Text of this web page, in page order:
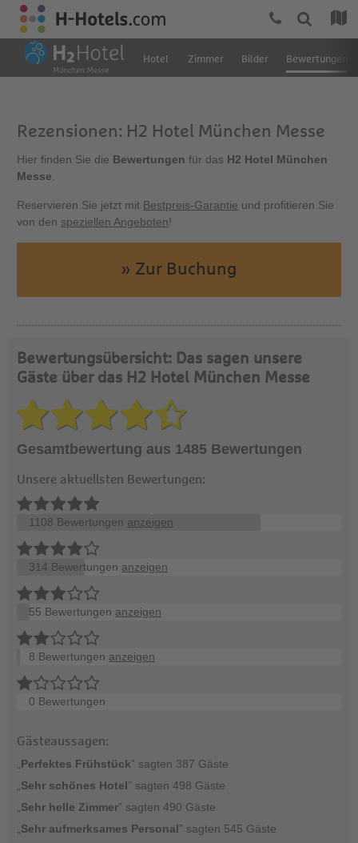
Hotel Zimmer Bilder Bewertungen
Rezensionen: H2 Hotel München Messe
Hier finden Sie die Bewertungen für das H2 Hotel München
Messe
Reservieren Sie jetzt mit Bestpreis-Garantie und profitieren Sie
von den speziellen Angeboten!
» Zur Buchung
Bewertungsübersicht: Das sagen unsere
Gäste über das H2 Hotel München Messe
Gesamtbewertung aus 1485 Bewertungen
Unsere aktuellsten Bewertungen:
1108 Bewertungen anzeigen
314 Bewertungen anzeigen
55 Bewertungen anzeigen
8 Bewertungen anzeigen
0 Bewertungen
Gästeaussagen:
Perfektes Frühstück” sagten 387 Gäste
Sehr schönes Hotel” sagten 498 Gäste
Sehr helle Zimmer” sagten 490 Gäste
Sehr aufmerksames Personal” sagten 545 Gäste